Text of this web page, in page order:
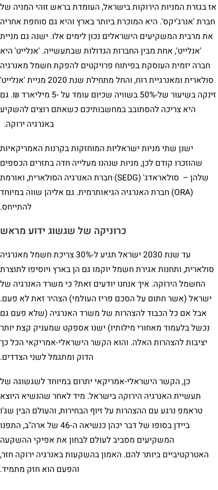
אז בגזרת המניות הירוקות בישראל, העומדת בראש זוהי המניה של
חברת 'אנרג'יקס'. היא המוכרת ביותר בארץ והיא גם סוחפת אחריה
את מרבית המשקיעים הישראלים נכון לימים אלו. ישנה גם מניית
'אנלייט', אחת מבין החברות הגדולות שבתעשייה. 'אנלייט' היא
חברה יזמית העוסקת בפיתוח פרויקטים להפקת חשמל מאנרגיה
סולארית ומאנרגיית רוח, והחל מתחילת שנת 2020 מניית 'אנלייט'
זינקה בשיעור של-50% בשוויה שכיום עומד על -5 מיליארד ₪. גם
היא צריכה להסתובב במחשבותיכם כשאתם רוצים להשקיע
באנרגיה ירוקה.
ישנן שתי מניות ישראליות המוחזקות בקרנות האמריקאיות
שהוזכרו קודם לכן, מניות שנהנו מעלייה חדה בתזרים הכספים
שלהן – סולאראדג' (SEDG) חברת האנרגיה הסולארית, ואורמת
(ORA) חברת האנרגיה הגיאותרמית. גם אליהן שווה במיוחד
להתייחס.
כרוניקה של שגשוג ידוע מראש
עד שנת 2030 ישראל תגיע ל-30% צריכת חשמל מאנרגיה
סולארית, ותחנות אגירת חשמל יוקמו גם הן בארץ ויוסיפו לתוצרת
החשמל הירוקה. איך אנחנו יודעים זאת? כי משרד האנרגיה של
ישראל (אשר חתום על הסכם פריז העולמי) הצהיר זאת לא פעם.
אבל אם כל הכבוד להצהרות של משרד האנרגיה (שלא פעם גם
נכשל בלעמוד מאחורי מילותיו) ישנו אספקט שמעניק קצת יותר
יציבות להצהרות האלה. והוא הקשר הישראלי-אמריקאי הכל כך
הדוק ומתגמל לשני הצדדים.
כן, הקשר הישראלי-אמריקאי יתרום במיוחד לשגשוגה של
תעשיית האנרגיה הירוקה בישראל. מיד לאחר שהנשיא היוצא
טראמפ נרגע עם ההצהרות על זיוף הבחירות, והעולם הבין שג'ו
ביידן בסופו של דבר יכהן כנשיאה ה-46 של ארה"ב, התפנו
המשקיעים מסביב לעולם לבחון את אפיקי ההשקעה
האטרקטיביים ביותר להם. האמון בהשקעות באנרגיה ירוקה חזר,
והפעם הוא חזק מתמיד.